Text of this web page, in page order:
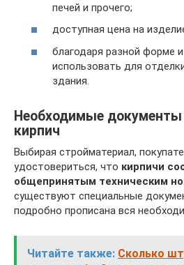
печей и прочего;
доступная цена на
благодаря разной форме
использовать для
здания.
Необходимые документы
кирпич
Выбирая стройматериал,
удостовериться, что кирпичи
общепринятым техническим
существуют специальные
подробно прописана вся
Читайте также: Сколько